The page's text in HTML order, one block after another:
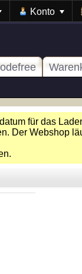
Konto
für das
Der Webshop